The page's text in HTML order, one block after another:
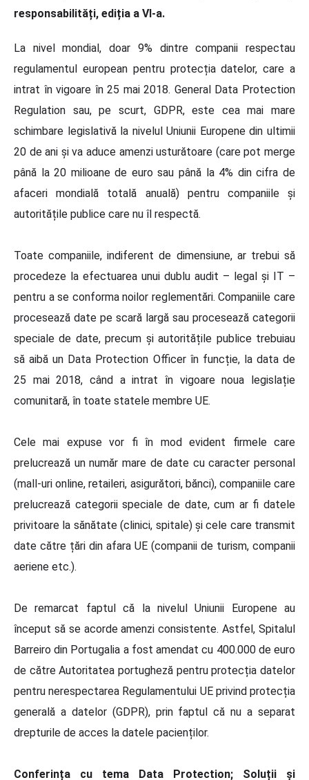
responsabilități, ediția a VI-a.
La nivel mondial, doar 9% dintre companii respectau
regulamentul european pentru protecția datelor, care a
intrat în vigoare în 25 mai 2018. General Data Protection
Regulation sau, pe scurt, GDPR, este cea mai mare
schimbare legislativă la nivelul Uniunii Europene din ultimii
20 de ani și va aduce amenzi usturătoare (care pot merge
până la 20 milioane de euro sau până la 4% din cifra de
afaceri mondială totală anuală) pentru companiile și
autoritățile publice care nu îl respectă.
Toate companiile, indiferent de dimensiune, ar trebui să
procedeze la efectuarea unui dublu audit – legal și IT –
pentru a se conforma noilor reglementări. Companiile care
procesează date pe scară largă sau procesează categorii
speciale de date, precum și autoritățile publice trebuiau
să aibă un Data Protection Officer în funcție, la data de
25 mai 2018, când a intrat în vigoare noua legislație
comunitară, în toate statele membre UE.
Cele mai expuse vor fi în mod evident firmele care
prelucrează un număr mare de date cu caracter personal
(mall-uri online, retaileri, asigurători, bănci), companiile care
prelucrează categorii speciale de date, cum ar fi datele
privitoare la sănătate (clinici, spitale) și cele care transmit
date către țări din afara UE (companii de turism, companii
aeriene etc.).
De remarcat faptul că la nivelul Uniunii Europene au
început să se acorde amenzi consistente. Astfel, Spitalul
Barreiro din Portugalia a fost amendat cu 400.000 de euro
de către Autoritatea portugheză pentru protecția datelor
pentru nerespectarea Regulamentului UE privind protecția
generală a datelor (GDPR), prin faptul că nu a separat
drepturile de acces la datele pacienților.
Conferința cu tema Data Protection; Soluții și